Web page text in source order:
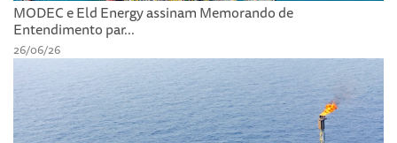
MODEC e Eld Energy assinam Memorando de
Entendimento par...
26/06/26